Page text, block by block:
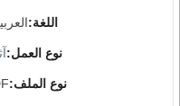
اللغة:
نوع العمل:
نوع الملف: